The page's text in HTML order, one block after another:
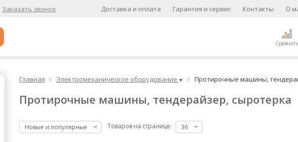
Заказать звонок Доставка и оплата Гарантия и сервис Контакты О
Кофе в зернах свежей обжарки
Главная  Электромеханическое оборудование ▼  Протирочные машины,
Протирочные машины, тендерайзер, сыротерка
Новые и популярные Товаров на странице: 36